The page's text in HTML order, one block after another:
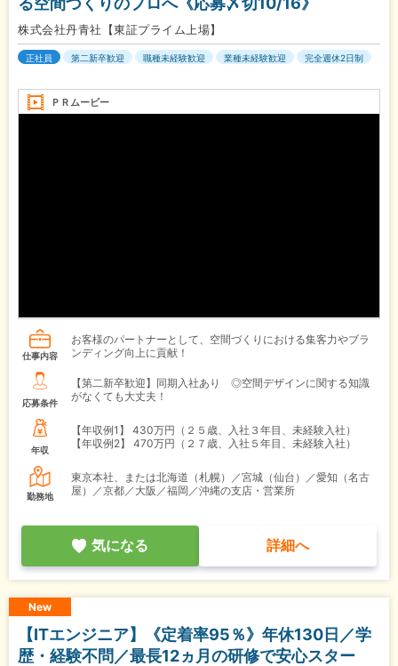
株式会社丹青社【東証プライム上場】
正社員 第二新卒歓迎 職種未経験歓迎 業種未経験歓迎 完全週休2日制
ＰＲムービー
仕事内容
お客様のパートナーとして、空間づくりにおける集客力やブラ
ンディング向上に貢献！
応募条件
【第二新卒歓迎】同期入社あり ◎空間デザインに関する知識
がなくても大丈夫！
年収
【年収例1】
430万円（２５歳、入社３年目、未経験入社）
【年収例2】
470万円（２７歳、入社５年目、未経験入社）
勤務地
東京本社、または北海道（札幌）／宮城（仙台）／愛知（名古
屋）／京都／大阪／福岡／沖縄の支店・営業所
気になる 詳細へ
New
【ITエンジニア】《定着率95％》年休130日／学
歴・経験不問／最長12ヵ月の研修で安心スター